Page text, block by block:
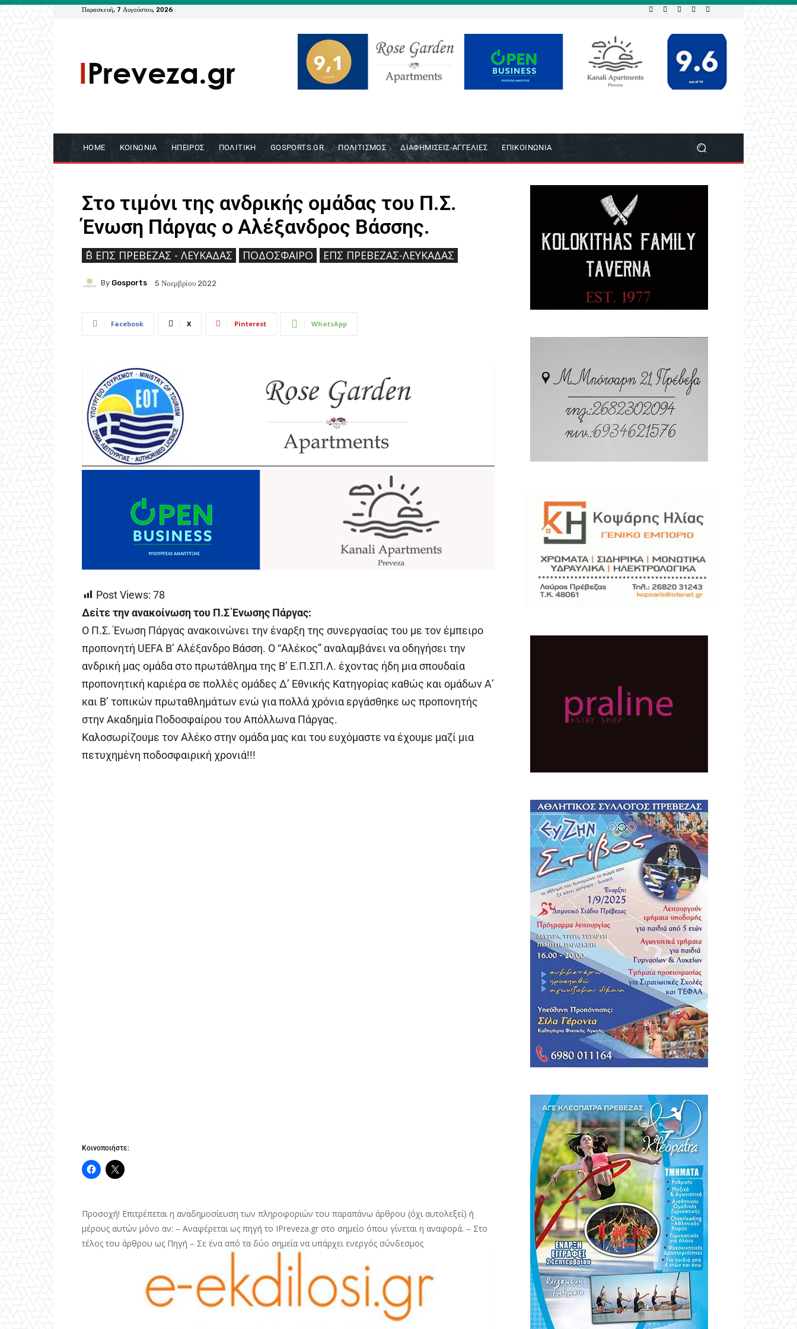
Παρασκευή, 7 Αυγούστου, 2026
HOME ΚΟΙΝΩΝΊΑ ΉΠΕΙΡΟΣ ΠΟΛΙΤΙΚΉ GOSPORTS.GR ΠΟΛΙΤΙΣΜΌΣ ΔΙΑΦΗΜΊΣΕΙΣ-ΑΓΓΕΛΊΕΣ ΕΠΙΚΟΙΝΩΝΙΑ
Στο τιμόνι της ανδρικής ομάδας του Π.Σ.
Ένωση Πάργας ο Αλέξανδρος Βάσσης.
΄Β ΕΠΣ ΠΡΈΒΕΖΑΣ - ΛΕΥΚΆΔΑΣ ΠΟΔΌΣΦΑΙΡΟ ΕΠΣ ΠΡΈΒΕΖΑΣ-ΛΕΥΚΆΔΑΣ
By Gosports 5 Νοεμβρίου 2022
Facebook X Pinterest WhatsApp
Post Views: 78
Δείτε την ανακοίνωση του Π.Σ Ένωσης Πάργας:
Ο Π.Σ. Ένωση Πάργας ανακοινώνει την έναρξη της συνεργασίας του με τον έμπειρο
προπονητή UEFA Β’ Αλέξανδρο Βάσση. Ο “Αλέκος” αναλαμβάνει να οδηγήσει την
ανδρική μας ομάδα στο πρωτάθλημα της Β’ Ε.Π.ΣΠ.Λ. έχοντας ήδη μια σπουδαία
προπονητική καριέρα σε πολλές ομάδες Δ’ Εθνικής Κατηγορίας καθώς και ομάδων Α’
και Β’ τοπικών πρωταθλημάτων ενώ για πολλά χρόνια εργάσθηκε ως προπονητής
στην Ακαδημία Ποδοσφαίρου του Απόλλωνα Πάργας.
Καλοσωρίζουμε τον Αλέκο στην ομάδα μας και του ευχόμαστε να έχουμε μαζί μια
πετυχημένη ποδοσφαιρική χρονιά!!!
Κοινοποιήστε:
Προσοχή! Επιτρέπεται η αναδημοσίευση των πληροφοριών του παραπάνω άρθρου (όχι αυτολεξεί) ή
μέρους αυτών μόνο αν: – Αναφέρεται ως πηγή το IPreveza.gr στο σημείο όπου γίνεται η αναφορά. – Στο
τέλος του άρθρου ως Πηγή – Σε ένα από τα δύο σημεία να υπάρχει ενεργός σύνδεσμος